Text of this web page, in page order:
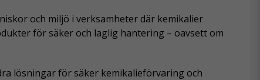
och miljö i verksamheter där kemikalier
för säker och laglig hantering – oavsett om
lösningar för säker kemikalieförvaring och